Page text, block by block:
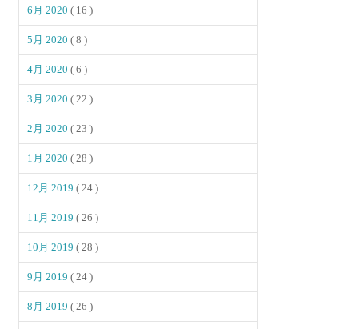
6月 2020( 16 )
5月 2020( 8 )
4月 2020( 6 )
3月 2020( 22 )
2月 2020( 23 )
1月 2020( 28 )
12月 2019( 24 )
11月 2019( 26 )
10月 2019( 28 )
9月 2019( 24 )
8月 2019( 26 )